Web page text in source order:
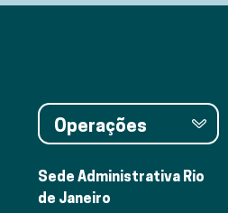
Operações
Sede Administrativa Rio
de Janeiro